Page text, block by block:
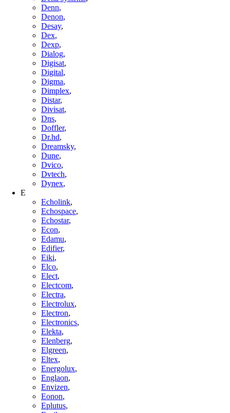
Denn,
Denon,
Desay,
Dex,
Dexp,
Dialog,
Digisat,
Digital,
Digma,
Dimplex,
Distar,
Divisat,
Dns,
Doffler,
Dr.hd,
Dreamsky,
Dune,
Dvico,
Dvtech,
Dynex,
E
Echolink,
Echospace,
Echostar,
Econ,
Edamu,
Edifier,
Eiki,
Elco,
Elect,
Electcom,
Electra,
Electrolux,
Electron,
Electronics,
Elekta,
Elenberg,
Elgreen,
Eltex,
Energolux,
Englaon,
Envizen,
Eonon,
Eplutus,